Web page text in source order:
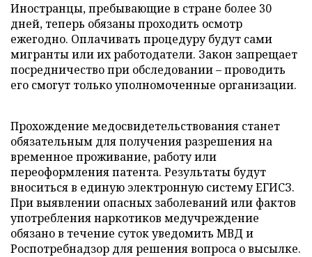
Иностранцы, пребывающие в стране более 30
дней, теперь обязаны проходить осмотр
ежегодно. Оплачивать процедуру будут сами
мигранты или их работодатели. Закон запрещает
посредничество при обследовании – проводить
его смогут только уполномоченные организации.
Прохождение медосвидетельствования станет
обязательным для получения разрешения на
временное проживание, работу или
переоформления патента. Результаты будут
вноситься в единую электронную систему ЕГИСЗ.
При выявлении опасных заболеваний или фактов
употребления наркотиков медучреждение
обязано в течение суток уведомить МВД и
Роспотребнадзор для решения вопроса о высылке.